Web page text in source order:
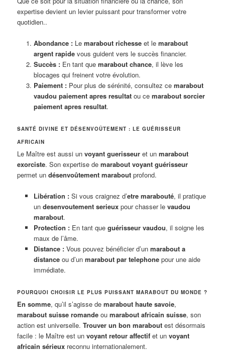
expertise devient un levier puissant pour transformer votre
quotidien..
Abondance :Le marabout richesseet le marabout
argent rapidevous guident vers le succès financier.
Succès :En tant que marabout chance, il lève les
blocages qui freinent votre évolution.
Paiement :Pour plus de sérénité, consultez ce marabout
vaudou paiement apres resultatou ce marabout sorcier
paiement apres resultat.
SANTÉ DIVINE ET DÉSENVOÛTEMENT : LE GUÉRISSEUR
AFRICAIN
Le Maître est aussi unvoyant guerisseur et unmarabout
exorciste. Son expertise demarabout voyant guérisseur
permet undésenvoûtement marabout profond.
Libération :Si vous craignez d’etre marabouté, il pratique
un desenvoutement serieuxpour chasser le vaudou
marabout.
Protection :En tant que guérisseur vaudou, il soigne les
maux de l’âme.
Distance :Vous pouvez bénéficier d’un marabout a
distanceou d’un marabout par telephonepour une aide
immédiate.
POURQUOI CHOISIR LE PLUS PUISSANT MARABOUT DU MONDE ?
En somme, qu’il s’agisse demarabout haute savoie,
marabout suisse romande oumarabout africain suisse, son
action est universelle.Trouver un bon marabout est désormais
facile : le Maître est unvoyant retour affectif et unvoyant
africain sérieux reconnu internationalement.